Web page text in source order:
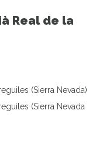
Real de la
(Sierra Nevada)
(Sierra Nevada